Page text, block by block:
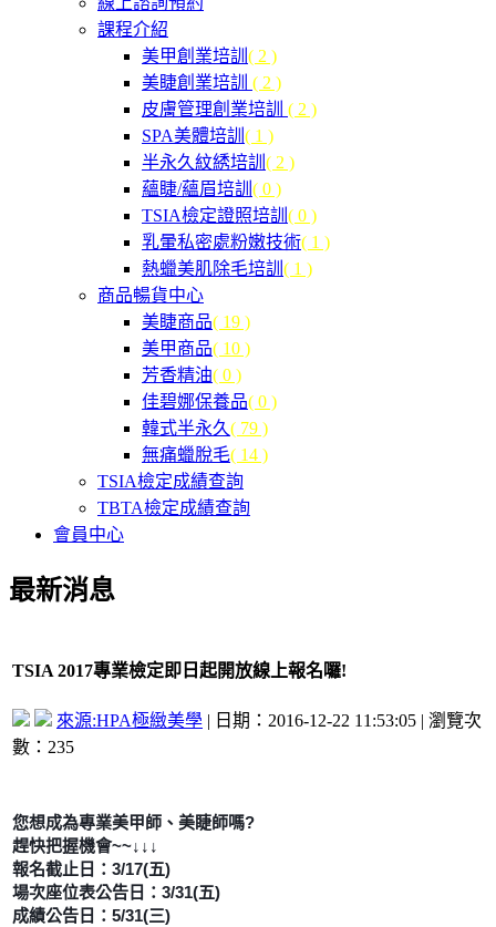
課程介紹
美甲創業培訓 ( 2 )
美睫創業培訓 ( 2 )
皮膚管理創業培訓 ( 2 )
SPA美體培訓 ( 1 )
半永久紋綉培訓 ( 2 )
蘊睫/蘊眉培訓 ( 0 )
TSIA檢定證照培訓 ( 0 )
乳暈私密處粉嫩技術( 1 )
熱蠟美肌除毛培訓 ( 1 )
商品暢貨中心
美睫商品( 19 )
美甲商品( 10 )
芳香精油( 0 )
佳碧娜保養品( 0 )
韓式半永久( 79 )
無痛蠟脫毛( 14 )
TSIA檢定成績查詢
TBTA檢定成績查詢
會員中心
最新消息
TSIA 2017專業檢定即日起開放線上報名囉!
來源:HPA極緻美學 | 日期：2016-12-22 11:53:05 | 瀏覽次
數：235
您想成為專業美甲師、美睫師嗎?
趕快把握機會~~↓↓↓
報名截止日：3/17(五)
場次座位表公告日：3/31(五)
成績公告日：5/31(三)